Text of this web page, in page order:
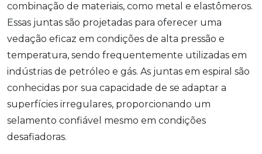
combinação de materiais, como metal e elastômeros.
Essas juntas são projetadas para oferecer uma
vedação eficaz em condições de alta pressão e
temperatura, sendo frequentemente utilizadas em
indústrias de petróleo e gás. As juntas em espiral são
conhecidas por sua capacidade de se adaptar a
superfícies irregulares, proporcionando um
selamento confiável mesmo em condições
desafiadoras.